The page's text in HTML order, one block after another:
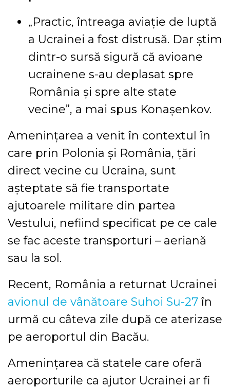
„Practic, întreaga aviaţie de luptă
a Ucrainei a fost distrusă. Dar ştim
dintr-o sursă sigură că avioane
ucrainene s-au deplasat spre
România şi spre alte state
vecine”, a mai spus Konaşenkov.
Amenințarea a venit în contextul în
care prin Polonia și România, țări
direct vecine cu Ucraina, sunt
așteptate să fie transportate
ajutoarele militare din partea
Vestului, nefiind specificat pe ce cale
se fac aceste transporturi – aeriană
sau la sol.
Recent, România a returnat Ucrainei
avionul de vânătoare Suhoi Su-27 în
urmă cu câteva zile după ce aterizase
pe aeroportul din Bacău.
Amenințarea că statele care oferă
aeroporturile ca ajutor Ucrainei ar fi